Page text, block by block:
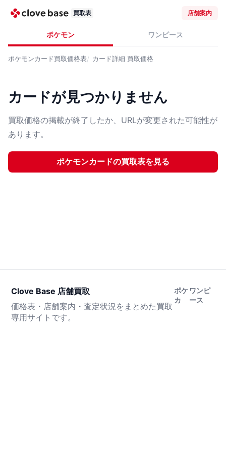
買取表 店舗案内
ポケモン ワンピース
ポケモンカード買取価格表 カード詳細 買取価格
カードが見つかりません
買取価格の掲載が終了したか、URLが変更された可能性が
あります。
ポケモンカードの買取表を見る
Clove Base 店舗買取
価格表・店舗案内・査定状況をまとめた買取
専用サイトです。
ポケ
カ
ワンピ
ース